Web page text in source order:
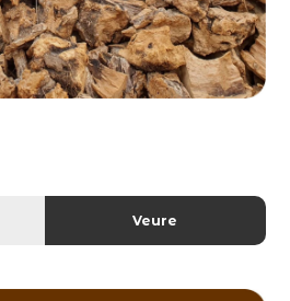
Veure